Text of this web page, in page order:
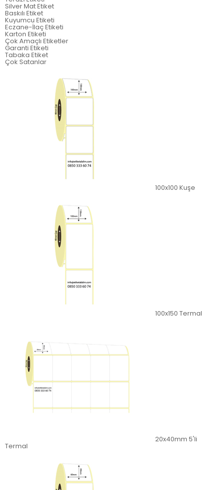
Silver Mat Etiket
Baskılı Etiket
Kuyumcu Etiketi
Eczane-İlaç Etiketi
Karton Etiketi
Çok Amaçlı Etiketler
Garanti Etiketi
Tabaka Etiket
Çok Satanlar
100x100 Kuşe
100x150 Termal
20x40mm 5'li
Termal